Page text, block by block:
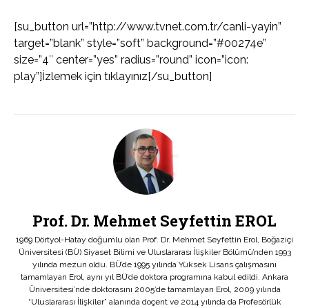
[su_button url=”http://www.tvnet.com.tr/canli-yayin”
target=”blank” style=”soft” background=”#00274e”
size=”4″ center=”yes” radius=”round” icon=”icon:
play”]İzlemek için tıklayınız[/su_button]
Prof. Dr. Mehmet Seyfettin EROL
1969 Dörtyol-Hatay doğumlu olan Prof. Dr. Mehmet Seyfettin Erol, Boğaziçi
Üniversitesi (BÜ) Siyaset Bilimi ve Uluslararası İlişkiler Bölümü’nden 1993
yılında mezun oldu. BÜ’de 1995 yılında Yüksek Lisans çalışmasını
tamamlayan Erol, aynı yıl BÜ’de doktora programına kabul edildi. Ankara
Üniversitesi’nde doktorasını 2005’de tamamlayan Erol, 2009 yılında
“Uluslararası İlişkiler” alanında doçent ve 2014 yılında da Profesörlük